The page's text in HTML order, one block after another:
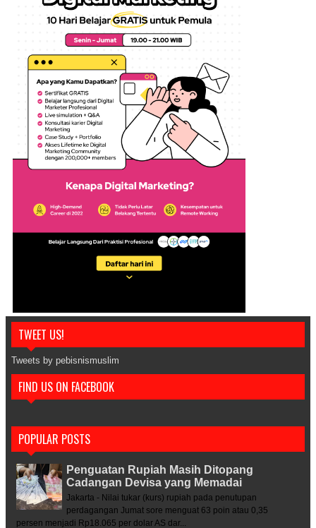
TWEET US!
Tweets by pebisnismuslim
FIND US ON FACEBOOK
POPULAR POSTS
Penguatan Rupiah Masih Ditopang
Cadangan Devisa yang Memadai
Jakarta - Nilai tukar (kurs) rupiah pada penutupan
perdagangan Jumat sore menguat 63 poin atau 0,35
persen menjadi Rp18.065 per dolar AS dar...